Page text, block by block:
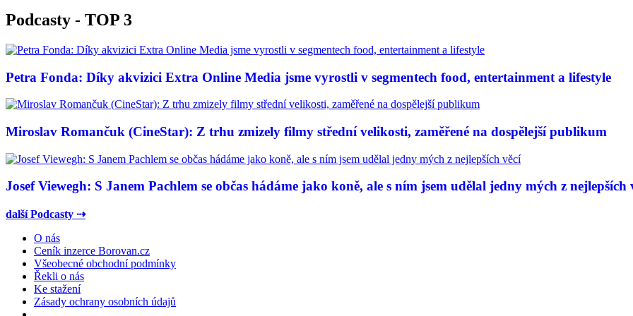
Podcasty - TOP 3
Petra Fonda: Díky akvizici Extra Online Media jsme vyrostli v segmentech food, entertainment a lifestyle
Miroslav Romančuk (CineStar): Z trhu zmizely filmy střední velikosti, zaměřené na dospělejší publikum
Josef Viewegh: S Janem Pachlem se občas hádáme jako koně, ale s ním jsem udělal jedny mých z nejlepších
další Podcasty ⇢
O nás
Ceník inzerce Borovan.cz
Všeobecné obchodní podmínky
Řekli o nás
Ke stažení
Zásady ochrany osobních údajů